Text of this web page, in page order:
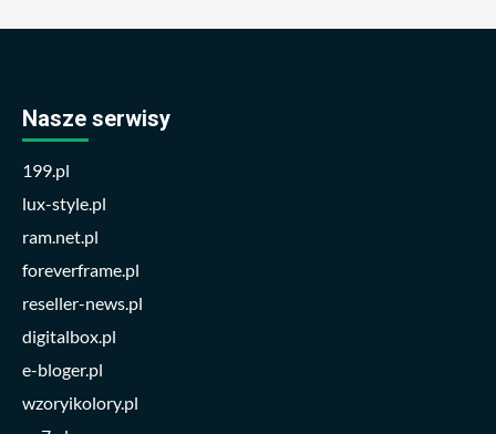
Nasze serwisy
199.pl
lux-style.pl
ram.net.pl
foreverframe.pl
reseller-news.pl
digitalbox.pl
e-bloger.pl
wzoryikolory.pl